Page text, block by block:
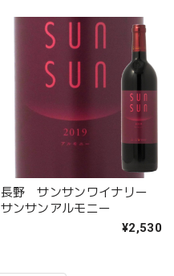
長野 サンサンワイナリー
サンサンアルモニー
¥2,530